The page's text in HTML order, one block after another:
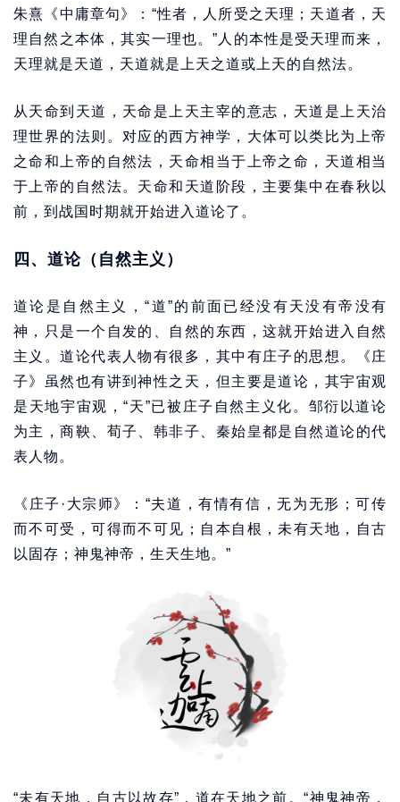
朱熹《中庸章句》：“性者，人所受之天理；天道者，天
理自然之本体，其实一理也。”人的本性是受天理而来，
天理就是天道，天道就是上天之道或上天的自然法。
从天命到天道，天命是上天主宰的意志，天道是上天治
理世界的法则。对应的西方神学，大体可以类比为上帝
之命和上帝的自然法，天命相当于上帝之命，天道相当
于上帝的自然法。天命和天道阶段，主要集中在春秋以
前，到战国时期就开始进入道论了。
四、道论（自然主义）
道论是自然主义，“道”的前面已经没有天没有帝没有
神，只是一个自发的、自然的东西，这就开始进入自然
主义。道论代表人物有很多，其中有庄子的思想。《庄
子》虽然也有讲到神性之天，但主要是道论，其宇宙观
是天地宇宙观，“天”已被庄子自然主义化。邹衍以道论
为主，商鞅、荀子、韩非子、秦始皇都是自然道论的代
表人物。
《庄子·大宗师》：“夫道，有情有信，无为无形；可传
而不可受，可得而不可见；自本自根，未有天地，自古
以固存；神鬼神帝，生天生地。”
“未有天地，自古以故存”，道在天地之前。“神鬼神帝，